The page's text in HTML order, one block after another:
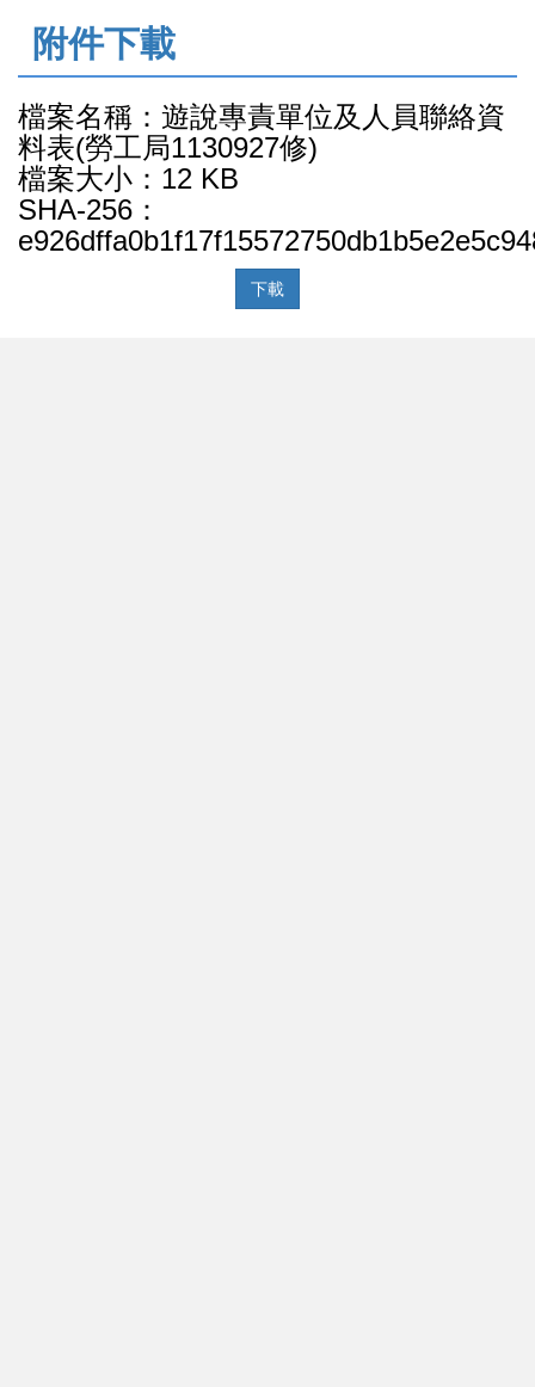
附件下載
檔案名稱：遊說專責單位及人員聯絡資
料表(勞工局1130927修)
檔案大小：12 KB
SHA-256：
下載